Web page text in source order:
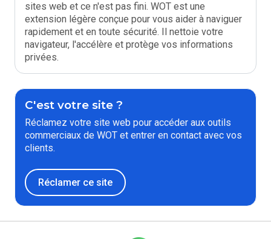
sites web et ce n'est pas fini. WOT est une
extension légère conçue pour vous aider à naviguer
rapidement et en toute sécurité. Il nettoie votre
navigateur, l'accélère et protège vos informations
privées.
C'est votre site ?
Réclamez votre site web pour accéder aux outils
commerciaux de WOT et entrer en contact avec vos
clients.
Réclamer ce site